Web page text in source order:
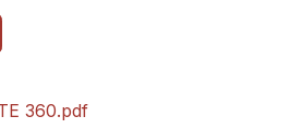
360.pdf